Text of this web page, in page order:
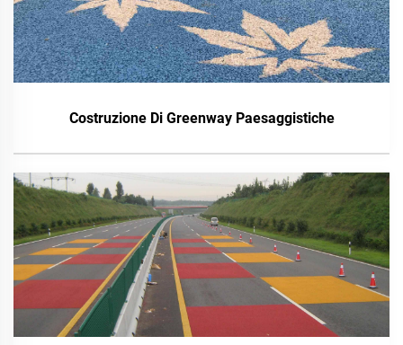
Costruzione Di Greenway Paesaggistiche